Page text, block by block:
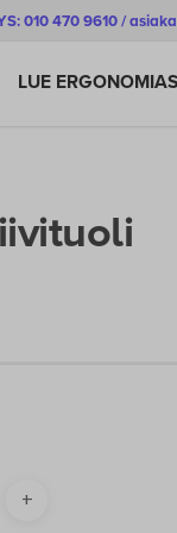
010 470 9610 /
LUE